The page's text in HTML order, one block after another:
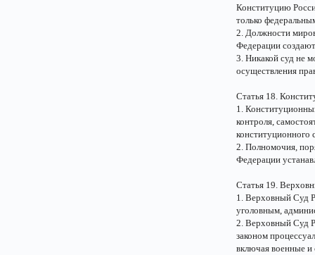
Конституцию
только
2. Должности
Федерации
3. Никакой суд не
осуществления
Статья 18.
1.
контроля,
конституционного
2. Полномочия,
Федерации
Статья 19.
1. Верховный Суд
уголовным,
2. Верховный Суд
законом
включая военные и